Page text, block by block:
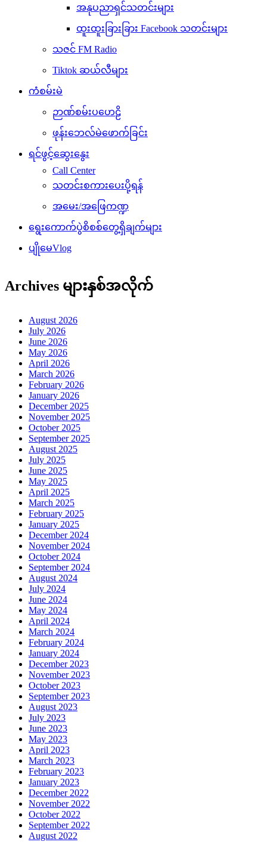
အနုပညာရှင်သတင်းများ
ထူးထူးခြားခြား Facebook သတင်းများ
သဇင် FM Radio
Tiktok ဆယ်လီများ
ကံစမ်းမဲ
ဉာဏ်စမ်းပဟေဠိ
ဖုန်းဘေလ်မဲဖောက်ခြင်း
ရင်ဖွင့်ဆွေးနွေး
Call Center
သတင်းစကားပေးပို့ရန်
အမေး/အဖြေကဏ္ဍ
ရွေးကောက်ပွဲစိစစ်တွေ့ရှိချက်များ
ပျိုမေVlog
Archives များနှစ်အလိုက်
August 2026
July 2026
June 2026
May 2026
April 2026
March 2026
February 2026
January 2026
December 2025
November 2025
October 2025
September 2025
August 2025
July 2025
June 2025
May 2025
April 2025
March 2025
February 2025
January 2025
December 2024
November 2024
October 2024
September 2024
August 2024
July 2024
June 2024
May 2024
April 2024
March 2024
February 2024
January 2024
December 2023
November 2023
October 2023
September 2023
August 2023
July 2023
June 2023
May 2023
April 2023
March 2023
February 2023
January 2023
December 2022
November 2022
October 2022
September 2022
August 2022